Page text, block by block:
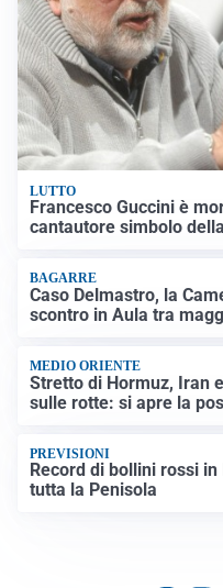
LUTTO
Francesco Guccini è
cantautore simbolo
BAGARRE
Caso Delmastro, la
scontro in Aula tra
MEDIO ORIENTE
Stretto di Hormuz, Iran
sulle rotte: si apre la
PREVISIONI
Record di bollini rossi
tutta la Penisola